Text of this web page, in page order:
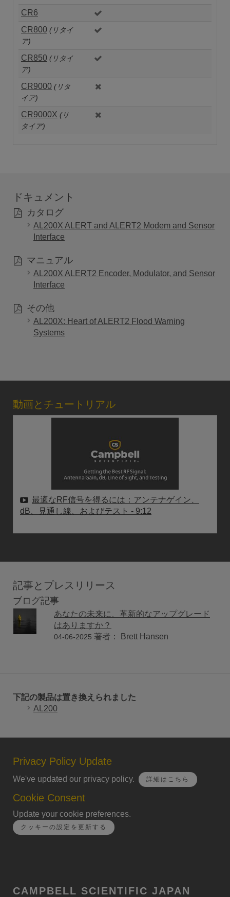
CR6
CR800 (リタイ
ア)
CR850 (リタイ
ア)
CR9000 (リタ
イア)
CR9000X (リ
タイア)
ドキュメント
カタログ
AL200X ALERT and ALERT2 Modem and Sensor
Interface
マニュアル
AL200X ALERT2 Encoder, Modulator, and Sensor
Interface
その他
AL200X: Heart of ALERT2 Flood Warning
Systems
動画とチュートリアル
最適なRF信号を得るには：アンテナゲイン、
dB、見通し線、およびテスト - 9:12
記事とプレスリリース
ブログ記事
あなたの未来に、革新的なアップグレード
はありますか？
04-06-2025 著者： Brett Hansen
下記の製品は置き換えられました
AL200
Privacy Policy Update
We've updated our privacy policy. 詳細はこちら
Cookie Consent
Update your cookie preferences.
クッキーの設定を更新する
CAMPBELL SCIENTIFIC JAPAN